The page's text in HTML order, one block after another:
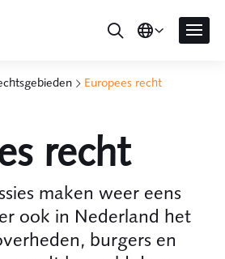
Europees recht
recht
maken weer eens
ook in Nederland het
burgers en